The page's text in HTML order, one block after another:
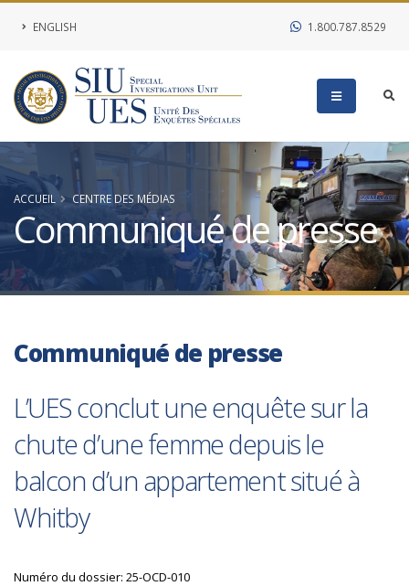
ENGLISH 1.800.787.8529
ACCUEIL CENTRE DES MÉDIAS
Communiqué de presse
Communiqué de presse
L’UES conclut une enquête sur la
chute d’une femme depuis le
balcon d’un appartement situé à
Whitby
Numéro du dossier: 25-OCD-010